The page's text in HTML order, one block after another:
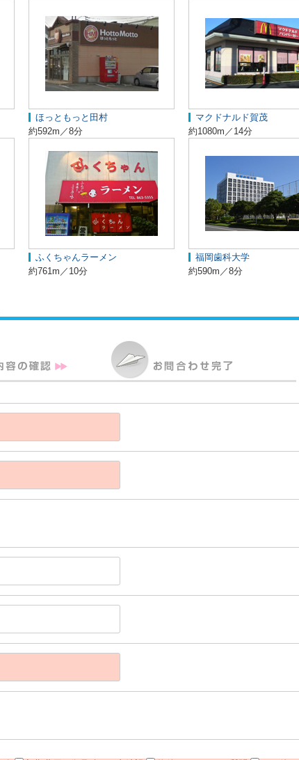
ほっともっと田村
約592m／8分
マクドナルド賀茂
約1080m／14分
ふくちゃんラーメン
約761m／10分
福岡歯科大学
約590m／8分